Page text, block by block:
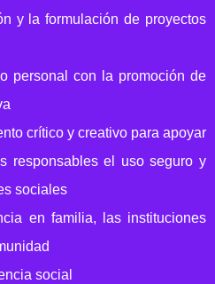
y la formulación de proyectos
personal con la promoción de
crítico y creativo para apoyar
responsables el uso seguro y
sociales
en familia, las instituciones
social